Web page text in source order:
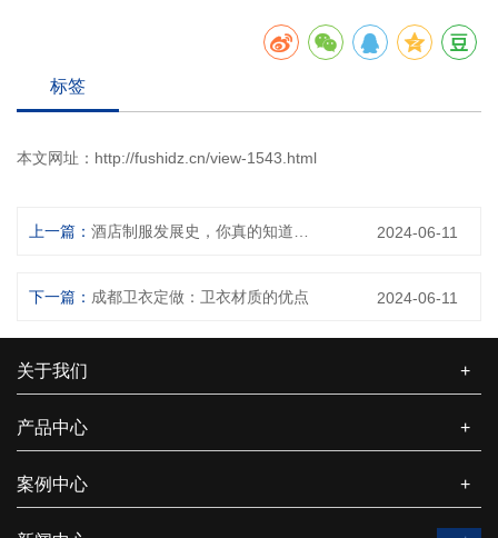
标签
本文网址： http://fushidz.cn/view-1543.html
上一篇： 2024-06-11
下一篇： 成都卫衣定做：卫衣材质的优点 2024-06-11
关于我们 +
产品中心 +
案例中心 +